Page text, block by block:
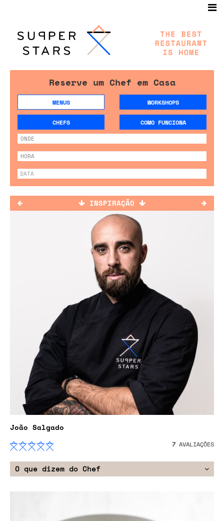
Reserve um Chef em Casa
MENUS WORKSHOPS
CHEFS COMO FUNCIONA
INSPIRAÇÃO
João Salgado
7 AVALIAÇÕES
O que dizem do Chef